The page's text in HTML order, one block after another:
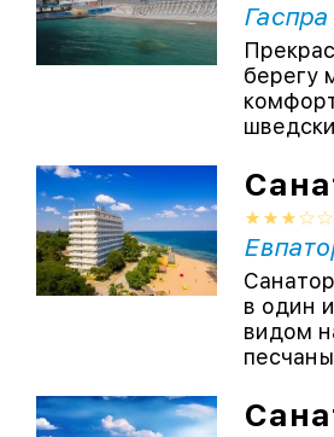
Гаспра
берегу
в один
видом